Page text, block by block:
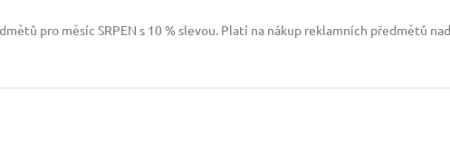
pro měsíc SRPEN s 10 % slevou. Platí na nákup reklamních předmětů